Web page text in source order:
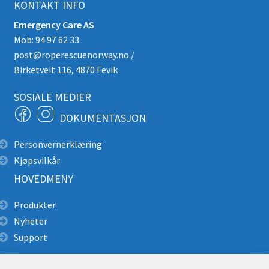
KONTAKT INFO
Emergency Care AS
Mob: 94 97 62 33
post@roperescuenorway.no /
Birketveit 116, 4870 Fevik
SOSIALE MEDIER
DOKUMENTASJON
Personvernerklæring
Kjøpsvilkår
HOVEDMENY
Produkter
Nyheter
Support